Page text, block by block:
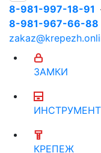
8-981-997-18-91
8-981-967-66-88
ЗАМКИ
ИНСТРУМЕНТ
КРЕПЕЖ